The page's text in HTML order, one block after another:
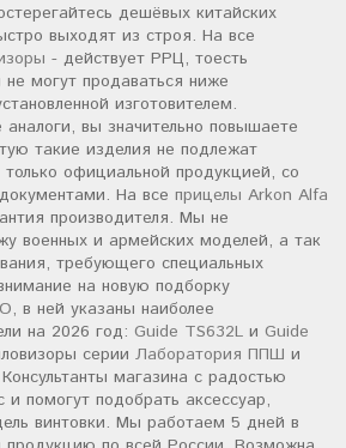
дешёвых китайских
выходят из строя. На все
- действует РРЦ, тоесть
могут продаваться ниже
изготовителем.
вы значительно повышаете
такие изделия не подлежат
официальной продукцией, со
На все прицелы Arkon Alfa
производителя. Мы не
военных и армейских моделей, а так
требующего специальных
на новую подборку
, в ней указаны наиболее
на 2026 год: Guide TS632L и Guide
серии Лаборатория ППШ и
магазина с радостью
и помогут подобрать аксессуар,
винтовки. Мы работаем 5 дней в